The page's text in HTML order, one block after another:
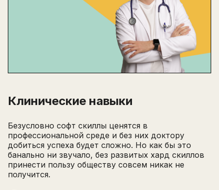
Клинические навыки
Безусловно софт скиллы ценятся в
профессиональной среде и без них доктору
добиться успеха будет сложно. Но как бы это
банально ни звучало, без развитых хард скиллов
принести пользу обществу совсем никак не
получится.